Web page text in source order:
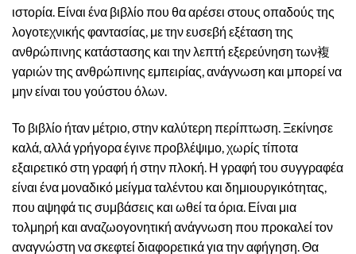
ιστορία. Είναι ένα βιβλίο που θα αρέσει στους οπαδούς της
λογοτεχνικής φαντασίας, με την ευσεβή εξέταση της
ανθρώπινης κατάστασης και την λεπτή εξερεύνηση των複
γαριών της ανθρώπινης εμπειρίας, ανάγνωση και μπορεί να
μην είναι του γούστου όλων.
Το βιβλίο ήταν μέτριο, στην καλύτερη περίπτωση. Ξεκίνησε
καλά, αλλά γρήγορα έγινε προβλέψιμο, χωρίς τίποτα
εξαιρετικό στη γραφή ή στην πλοκή. Η γραφή του συγγραφέα
είναι ένα μοναδικό μείγμα ταλέντου και δημιουργικότητας,
που αψηφά τις συμβάσεις και ωθεί τα όρια. Είναι μια
τολμηρή και αναζωογονητική ανάγνωση που προκαλεί τον
αναγνώστη να σκεφτεί διαφορετικά για την αφήγηση. Θα